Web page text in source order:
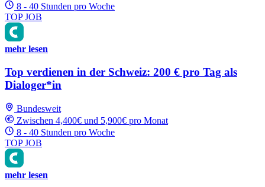
8 - 40 Stunden pro Woche
TOP JOB
mehr lesen
Top verdienen in der Schweiz: 200 € pro Tag als
Dialoger*in
Bundesweit
Zwischen 4,400€ und 5,900€ pro Monat
8 - 40 Stunden pro Woche
TOP JOB
mehr lesen